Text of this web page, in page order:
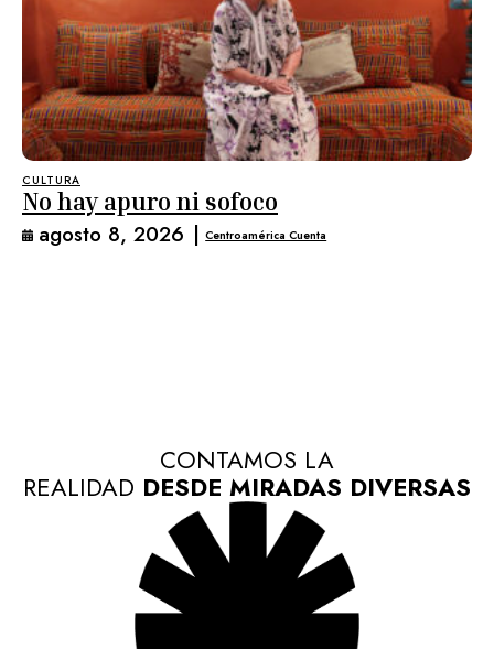
CULTURA
No hay apuro ni sofoco
agosto 8, 2026 | Centroamérica Cuenta
CONTAMOS LA
REALIDAD DESDE MIRADAS DIVERSAS